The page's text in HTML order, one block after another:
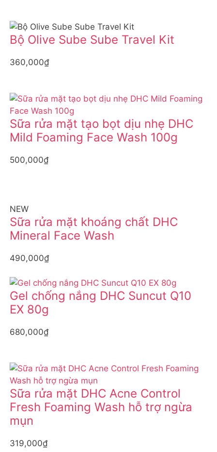
Bộ Olive Sube Sube Travel Kit
360,000₫
Sữa rửa mặt tạo bọt dịu nhẹ DHC
Mild Foaming Face Wash 100g
500,000₫
NEW
Sữa rửa mặt khoáng chất DHC
Mineral Face Wash
490,000₫
Gel chống nắng DHC Suncut Q10
EX 80g
680,000₫
Sữa rửa mặt DHC Acne Control
Fresh Foaming Wash hỗ trợ ngừa
mụn
319,000₫